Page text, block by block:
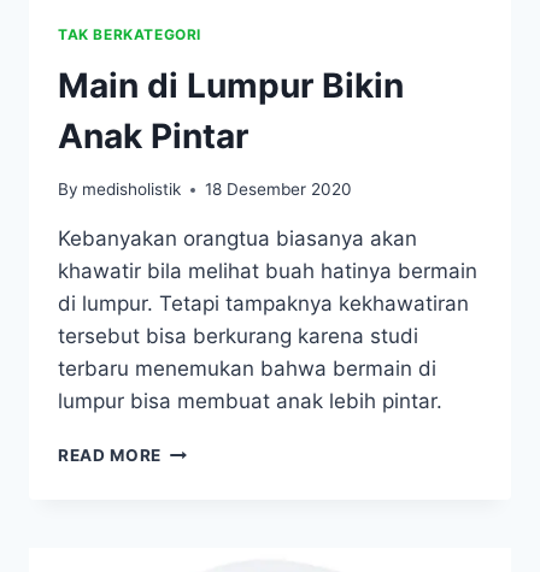
TAK BERKATEGORI
Main di Lumpur Bikin
Anak Pintar
By medisholistik 18 Desember 2020
Kebanyakan orangtua biasanya akan
khawatir bila melihat buah hatinya bermain
di lumpur. Tetapi tampaknya kekhawatiran
tersebut bisa berkurang karena studi
terbaru menemukan bahwa bermain di
lumpur bisa membuat anak lebih pintar.
READ MORE MAIN